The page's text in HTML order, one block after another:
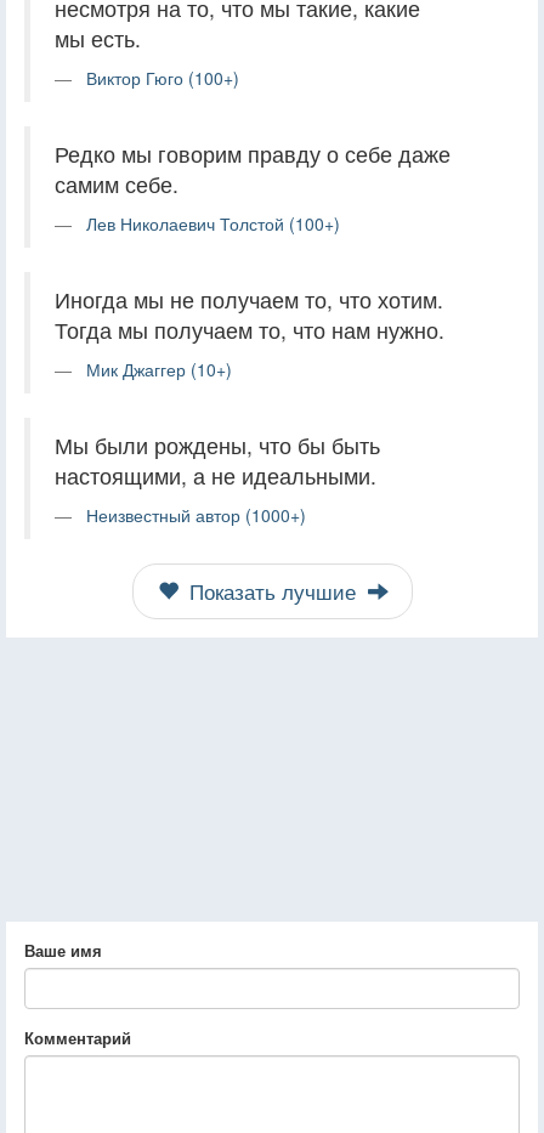
несмотря на то, что мы такие, какие
мы есть.
Виктор Гюго (100+)
Редко мы говорим правду о себе даже
самим себе.
Лев Николаевич Толстой (100+)
Иногда мы не получаем то, что хотим.
Тогда мы получаем то, что нам нужно.
Мик Джаггер (10+)
Мы были рождены, что бы быть
настоящими, а не идеальными.
Неизвестный автор (1000+)
Показать лучшие
Ваше имя
Комментарий